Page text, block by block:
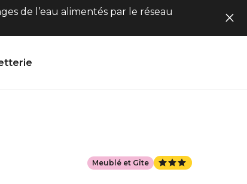
de l’eau alimentés par le réseau
Meublé et Gîte